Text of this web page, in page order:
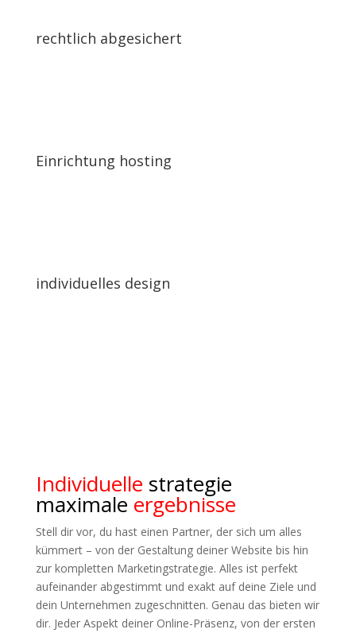
rechtlich abgesichert
Einrichtung hosting
individuelles design
Individuelle strategie
maximale ergebnisse
Stell dir vor, du hast einen Partner, der sich um alles
kümmert – von der Gestaltung deiner Website bis hin
zur kompletten Marketingstrategie. Alles ist perfekt
aufeinander abgestimmt und exakt auf deine Ziele und
dein Unternehmen zugeschnitten. Genau das bieten wir
dir. Jeder Aspekt deiner Online-Präsenz, von der ersten